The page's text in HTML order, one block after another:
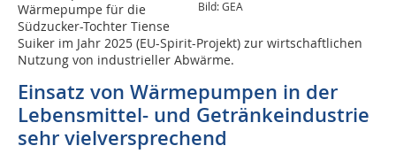
Bild: GEA
Wärmepumpe für die
Südzucker-Tochter Tiense
Suiker im Jahr 2025 (EU-Spirit-Projekt) zur wirtschaftlichen
Nutzung von industrieller Abwärme.
Einsatz von Wärmepumpen in der
Lebensmittel- und Getränkeindustrie
sehr vielversprechend